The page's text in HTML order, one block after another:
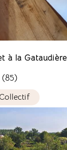
à la Gataudière
(85)
Collectif
sous les